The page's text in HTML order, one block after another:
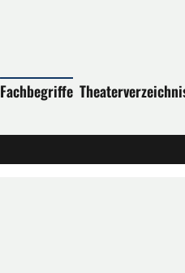
Fachbegriffe